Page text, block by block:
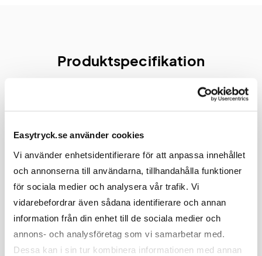
Easytryck.se använder cookies
Vi använder enhetsidentifierare för att anpassa innehållet
och annonserna till användarna, tillhandahålla funktioner
för sociala medier och analysera vår trafik. Vi
vidarebefordrar även sådana identifierare och annan
information från din enhet till de sociala medier och
annons- och analysföretag som vi samarbetar med.
Dessa kan i sin tur kombinera informationen med annan
Produktspecifikation
Material, Mått & Vikt
Material Återvunnet rostfritt stål, PP
Längd 66 mm
Höjd 176 mm